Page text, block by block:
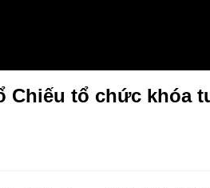
tổ chức khóa